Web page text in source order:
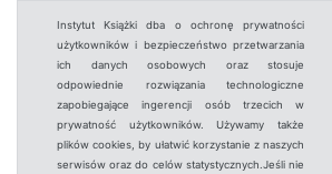
Instytut Książki dba o ochronę prywatności
użytkowników i bezpieczeństwo przetwarzania
ich danych osobowych oraz stosuje
odpowiednie rozwiązania technologiczne
zapobiegające ingerencji osób trzecich w
prywatność użytkowników. Używamy także
plików cookies, by ułatwić korzystanie z naszych
serwisów oraz do celów statystycznych.Jeśli nie